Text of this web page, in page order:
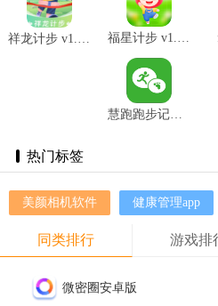
慧跑跑步记录 v11.4.5
热门标签
美颜相机软件 健康管理app
同类排行 游戏排
微密圈安卓版